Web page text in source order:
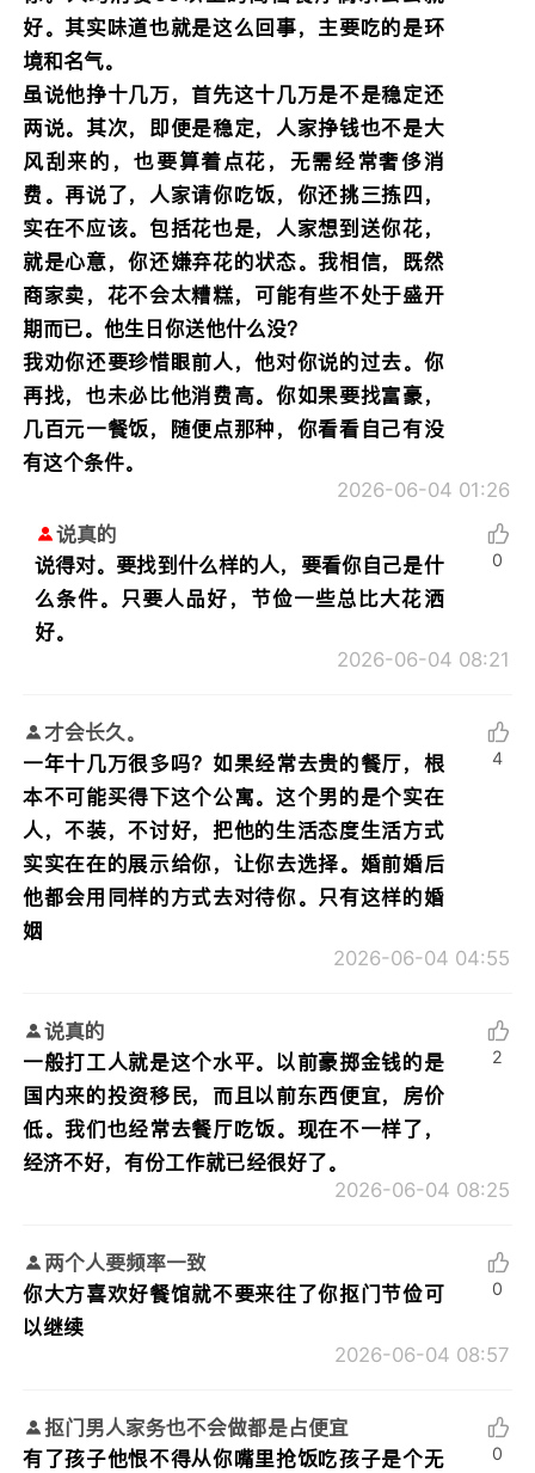
好。其实味道也就是这么回事，主要吃的是环
境和名气。
虽说他挣十几万，首先这十几万是不是稳定还
两说。其次，即便是稳定，人家挣钱也不是大
风刮来的，也要算着点花，无需经常奢侈消
费。再说了，人家请你吃饭，你还挑三拣四，
实在不应该。包括花也是，人家想到送你花，
就是心意，你还嫌弃花的状态。我相信，既然
商家卖，花不会太糟糕，可能有些不处于盛开
期而已。他生日你送他什么没？
我劝你还要珍惜眼前人，他对你说的过去。你
再找，也未必比他消费高。你如果要找富豪，
几百元一餐饭，随便点那种，你看看自己有没
有这个条件。
2026-06-04 01:26
说真的
说得对。要找到什么样的人，要看你自己是什
么条件。只要人品好，节俭一些总比大花洒
好。
2026-06-04 08:21
0
才会长久。
一年十几万很多吗？如果经常去贵的餐厅，根
本不可能买得下这个公寓。这个男的是个实在
人，不装，不讨好，把他的生活态度生活方式
实实在在的展示给你，让你去选择。婚前婚后
他都会用同样的方式去对待你。只有这样的婚
姻
2026-06-04 04:55
4
说真的
一般打工人就是这个水平。以前豪掷金钱的是
国内来的投资移民，而且以前东西便宜，房价
低。我们也经常去餐厅吃饭。现在不一样了，
经济不好，有份工作就已经很好了。
2026-06-04 08:25
2
两个人要频率一致
你大方喜欢好餐馆就不要来往了你抠门节俭可
以继续
2026-06-04 08:57
0
抠门男人家务也不会做都是占便宜
有了孩子他恨不得从你嘴里抢饭吃孩子是个无
0